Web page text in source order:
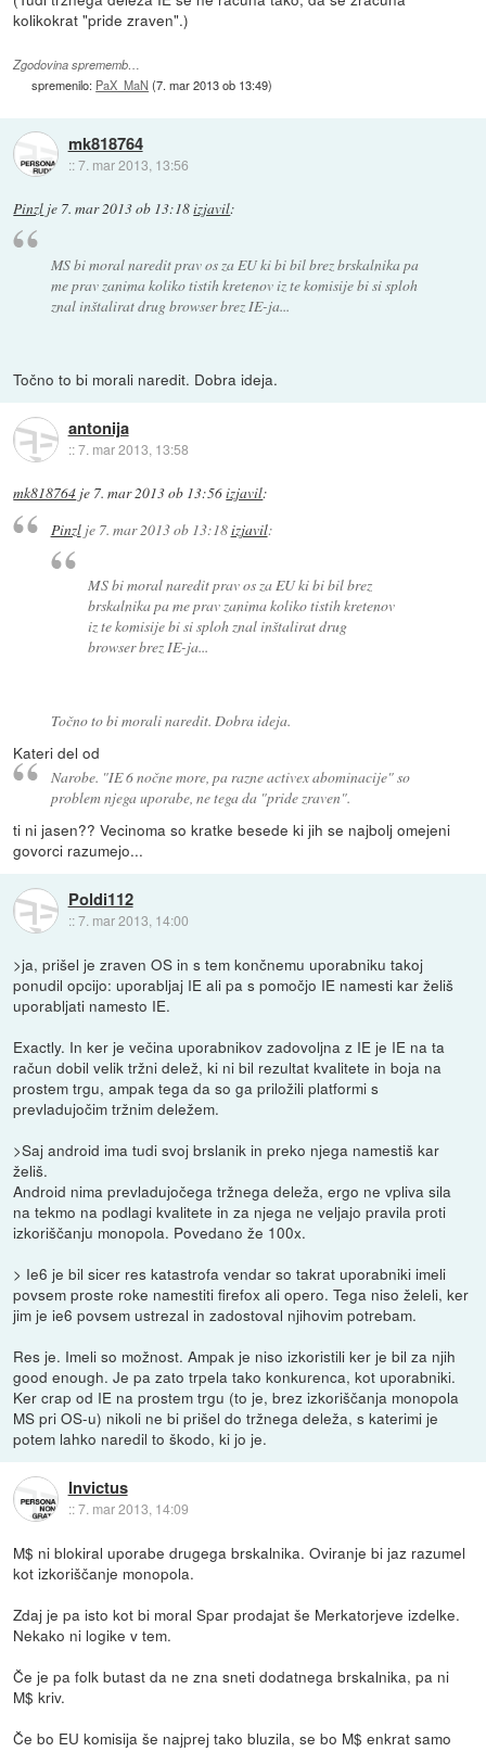
kolikokrat "pride zraven".)
Zgodovina sprememb…
spremenilo: PaX_MaN(7. mar 2013 ob 13:49)
mk818764
::7. mar 2013, 13:56
Pinzl je 7. mar 2013 ob 13:18izjavil:
MS bi moral naredit prav os za EU ki bi bil brez brskalnika pa
me prav zanima koliko tistih kretenov iz te komisije bi si sploh
znal inštalirat drug browser brez IE-ja...
Točno to bi morali naredit. Dobra ideja.
antonija
::7. mar 2013, 13:58
mk818764 je 7. mar 2013 ob 13:56izjavil:
Pinzlje 7. mar 2013 ob 13:18izjavil:
MS bi moral naredit prav os za EU ki bi bil brez
brskalnika pa me prav zanima koliko tistih kretenov
iz te komisije bi si sploh znal inštalirat drug
browser brez IE-ja...
Točno to bi morali naredit. Dobra ideja.
Kateri del od
Narobe. "IE 6 nočne more, pa razne activex abominacije" so
problem njega uporabe, ne tega da "pride zraven".
ti ni jasen?? Vecinoma so kratke besede ki jih se najbolj omejeni
govorci razumejo...
Poldi112
::7. mar 2013, 14:00
>ja, prišel je zraven OS in s tem končnemu uporabniku takoj
ponudil opcijo: uporabljaj IE ali pa s pomočjo IE namesti kar želiš
uporabljati namesto IE.
Exactly. In ker je večina uporabnikov zadovoljna z IE je IE na ta
račun dobil velik tržni delež, ki ni bil rezultat kvalitete in boja na
prostem trgu, ampak tega da so ga priložili platformi s
prevladujočim tržnim deležem.
>Saj android ima tudi svoj brslanik in preko njega namestiš kar
želiš.
Android nima prevladujočega tržnega deleža, ergo ne vpliva sila
na tekmo na podlagi kvalitete in za njega ne veljajo pravila proti
izkoriščanju monopola. Povedano že 100x.
> Ie6 je bil sicer res katastrofa vendar so takrat uporabniki imeli
povsem proste roke namestiti firefox ali opero. Tega niso želeli, ker
jim je ie6 povsem ustrezal in zadostoval njihovim potrebam.
Res je. Imeli so možnost. Ampak je niso izkoristili ker je bil za njih
good enough. Je pa zato trpela tako konkurenca, kot uporabniki.
Ker crap od IE na prostem trgu (to je, brez izkoriščanja monopola
MS pri OS-u) nikoli ne bi prišel do tržnega deleža, s katerimi je
potem lahko naredil to škodo, ki jo je.
Invictus
::7. mar 2013, 14:09
M$ ni blokiral uporabe drugega brskalnika. Oviranje bi jaz razumel
kot izkoriščanje monopola.
Zdaj je pa isto kot bi moral Spar prodajat še Merkatorjeve izdelke.
Nekako ni logike v tem.
Če je pa folk butast da ne zna sneti dodatnega brskalnika, pa ni
M$ kriv.
Če bo EU komisija še najprej tako bluzila, se bo M$ enkrat samo